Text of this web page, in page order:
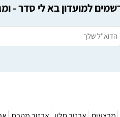
למועדון בא לי סדר -